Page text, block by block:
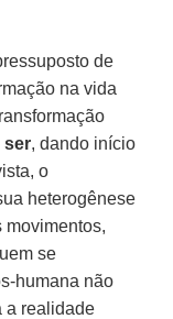
de
na vida
ser, dando início
o
heterogênese
movimentos,
se
humana não
a realidade